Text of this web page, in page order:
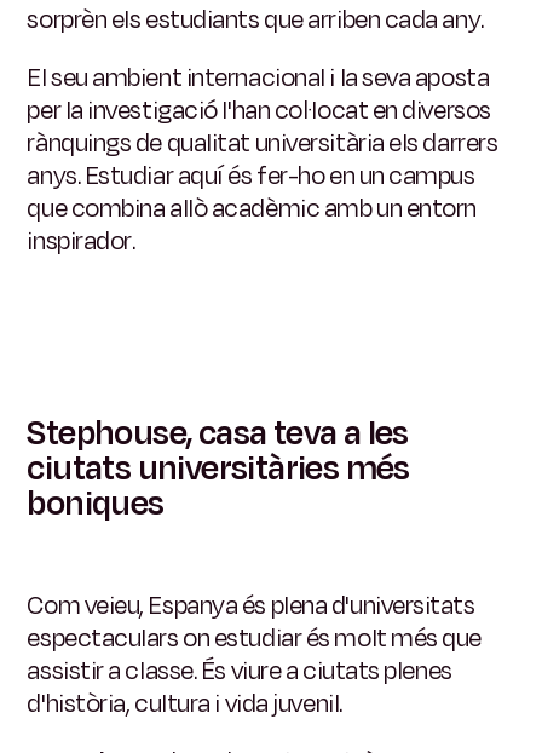
sorprèn els estudiants que arriben cada any.
El seu ambient internacional i la seva aposta
per la investigació l'han col·locat en diversos
rànquings de qualitat universitària els darrers
anys. Estudiar aquí és fer-ho en un campus
que combina allò acadèmic amb un entorn
inspirador.
Stephouse, casa teva a les
ciutats universitàries més
boniques
Com veieu, Espanya és plena d'universitats
espectaculars on estudiar és molt més que
assistir a classe. És viure a ciutats plenes
d'història, cultura i vida juvenil.